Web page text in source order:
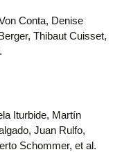
Conta, Denise
Thibaut Cuisset,
Iturbide, Martín
Juan Rulfo,
Schommer, et al.